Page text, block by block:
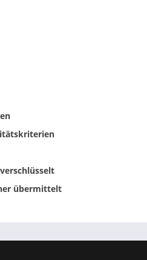
verschlüsselt
übermittelt